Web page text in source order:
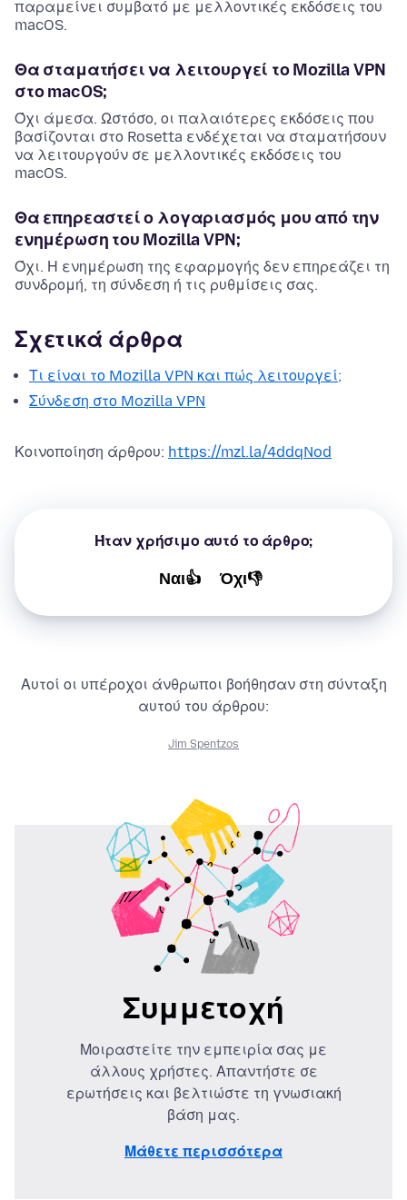
παραμείνει συμβατό με μελλοντικές εκδόσεις του
macOS.
Θα σταματήσει να λειτουργεί το Mozilla VPN
στο macOS;
Όχι άμεσα. Ωστόσο, οι παλαιότερες εκδόσεις που
βασίζονται στο Rosetta ενδέχεται να σταματήσουν
να λειτουργούν σε μελλοντικές εκδόσεις του
macOS.
Θα επηρεαστεί ο λογαριασμός μου από την
ενημέρωση του Mozilla VPN;
Όχι. Η ενημέρωση της εφαρμογής δεν επηρεάζει τη
συνδρομή, τη σύνδεση ή τις ρυθμίσεις σας.
Σχετικά άρθρα
Τι είναι το Mozilla VPN και πώς λειτουργεί;
Σύνδεση στο Mozilla VPN
Κοινοποίηση άρθρου: https://mzl.la/4ddqNod
Ήταν χρήσιμο αυτό το άρθρο;
Ναι👍 Όχι👎
Αυτοί οι υπέροχοι άνθρωποι βοήθησαν στη σύνταξη
αυτού του άρθρου:
Jim Spentzos
Συμμετοχή
Μοιραστείτε την εμπειρία σας με
άλλους χρήστες. Απαντήστε σε
ερωτήσεις και βελτιώστε τη γνωσιακή
βάση μας.
Μάθετε περισσότερα